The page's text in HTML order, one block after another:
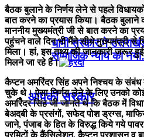
धामी सरकार मे
सामाजिक न्याय का
आपकी सरकार
बैठक बुलाने के निर्णय लेने से पहले
बात करने का प्रयास किया। बैठक बुलाने
माननीय मुख्यमंत्री जी से बात करने का
पहुंचने वाले दिन भी मैंने सीधे मुख्यमंत्री से
मिला। हां, इस तथ्य की जानकारी जरूर
मिलने जा रहे हैं।
कैप्टन अमरिंदर सिंह अपने निश्चय के संबंध
चुके थे। ऐसा निर्णय लेने के लिए उनको कोई
अमरिंदर सिंह जी जानते थे कि बैठक में
बेअदबी के प्रसंगों, सफेद पोश ड्रग्स,
जाने, पंजाब के हित के विरुद्ध किये गये
परमिटों के कैंसिलेशन, कैप्टन प्रशासन व